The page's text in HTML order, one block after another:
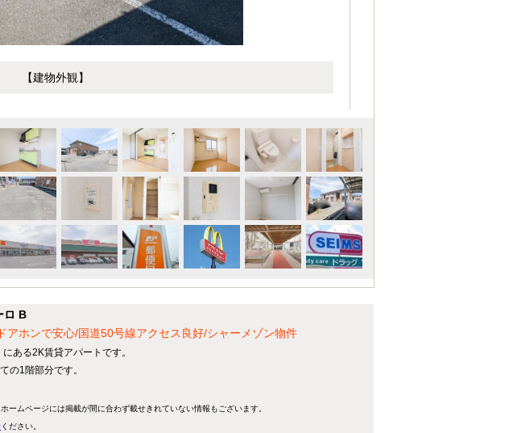
【建物外観】
ロ B
ホンで安心/国道50号線アクセス良好/シャーメゾン物件
ある2K賃貸アパートです。
の1階部分です。
ムページには掲載が間に合わず載せきれていない情報もございます。
ください。